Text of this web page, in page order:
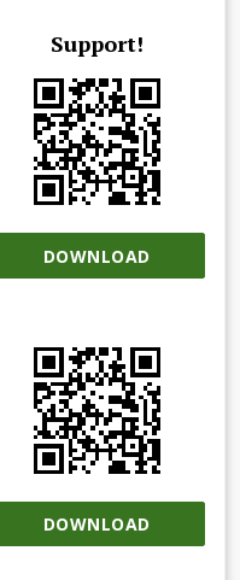
Support!
DOWNLOAD
DOWNLOAD